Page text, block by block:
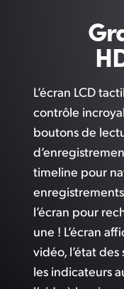
L’écran LCD
contrôle
boutons de
timeline pour
l’écran pour
une ! L’écran
vidéo, l’état
les indicateurs